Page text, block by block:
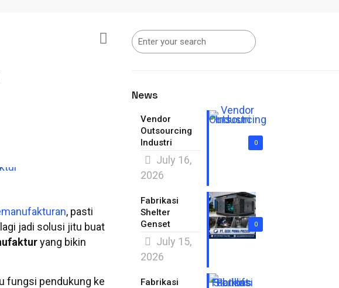
, pasti
jadi solusi jitu buat
yang bikin
fungsi pendukung ke
News
0
Vendor
Outsourcing
Industri
July 16,
2026
0
Fabrikasi
Shelter
Genset
July 15,
2026
Fabrikasi